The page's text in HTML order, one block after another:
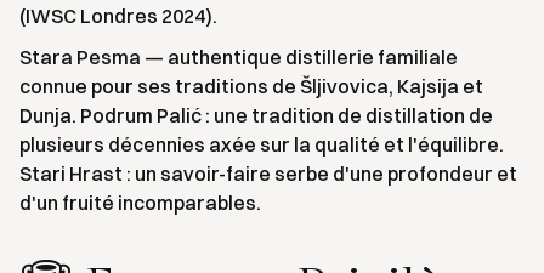
(IWSC Londres 2024).
Stara Pesma — authentique distillerie familiale
connue pour ses traditions de Šljivovica, Kajsija et
Dunja. Podrum Palić : une tradition de distillation de
plusieurs décennies axée sur la qualité et l'équilibre.
Stari Hrast : un savoir-faire serbe d'une profondeur et
d'un fruité incomparables.